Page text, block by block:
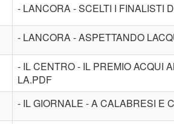
- LANCORA - SCELTI I FINALISTI
- LANCORA - ASPETTANDO
- IL CENTRO - IL PREMIO ACQUI
LA.PDF
- IL GIORNALE - A CALABRESI E